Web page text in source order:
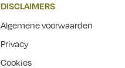
DISCLAIMERS
Algemene voorwaarden
Privacy
Cookies